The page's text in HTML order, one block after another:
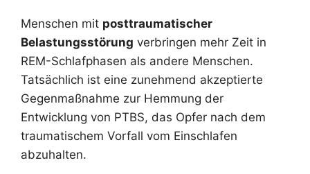
Menschen mit posttraumatischer
Belastungsstörung verbringen mehr Zeit in
REM-Schlafphasen als andere Menschen.
Tatsächlich ist eine zunehmend akzeptierte
Gegenmaßnahme zur Hemmung der
Entwicklung von PTBS, das Opfer nach dem
traumatischem Vorfall vom Einschlafen
abzuhalten.